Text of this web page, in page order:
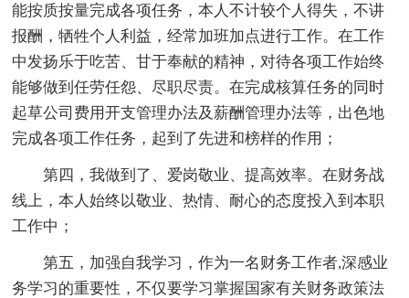
能按质按量完成各项任务，本人不计较个人得失，不讲
报酬，牺牲个人利益，经常加班加点进行工作。在工作
中发扬乐于吃苦、甘于奉献的精神，对待各项工作始终
能够做到任劳任怨、尽职尽责。在完成核算任务的同时
起草公司费用开支管理办法及薪酬管理办法等，出色地
完成各项工作任务，起到了先进和榜样的作用；
第四，我做到了、爱岗敬业、提高效率。在财务战
线上，本人始终以敬业、热情、耐心的态度投入到本职
工作中；
第五，加强自我学习，作为一名财务工作者,深感业
务学习的重要性，不仅要学习掌握国家有关财务政策法